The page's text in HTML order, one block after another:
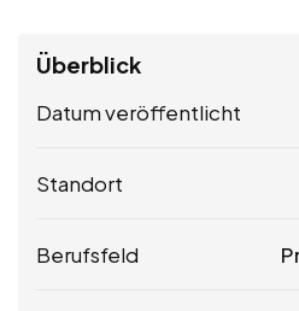
Überblick
Datum veröffentlicht
Standort
Berufsfeld